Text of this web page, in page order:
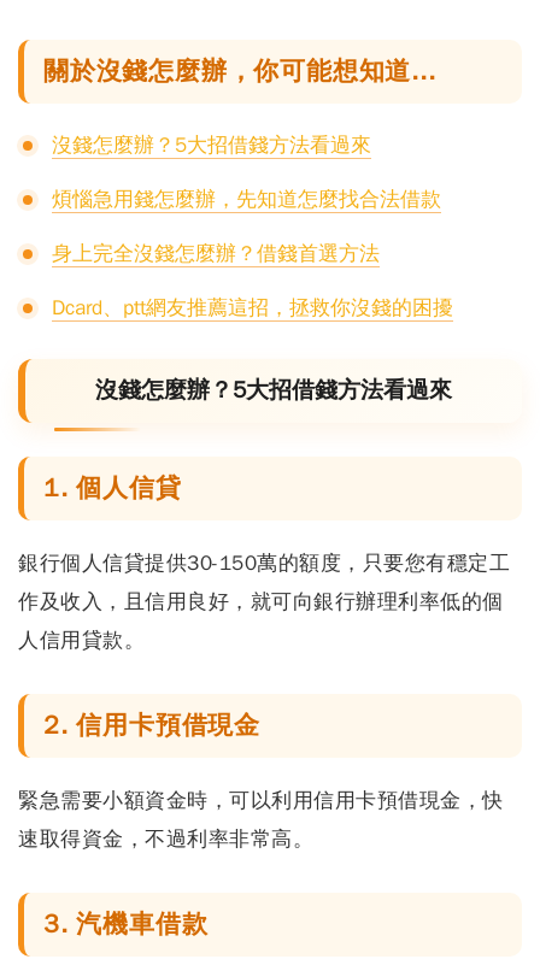
關於沒錢怎麼辦，你可能想知道...
沒錢怎麼辦？5大招借錢方法看過來
煩惱急用錢怎麼辦，先知道怎麼找合法借款
身上完全沒錢怎麼辦？借錢首選方法
Dcard、ptt網友推薦這招，拯救你沒錢的困擾
沒錢怎麼辦？5大招借錢方法看過來
1. 個人信貸
銀行個人信貸提供30-150萬的額度，只要您有穩定工
作及收入，且信用良好，就可向銀行辦理利率低的個
人信用貸款。
2. 信用卡預借現金
緊急需要小額資金時，可以利用信用卡預借現金，快
速取得資金，不過利率非常高。
3. 汽機車借款